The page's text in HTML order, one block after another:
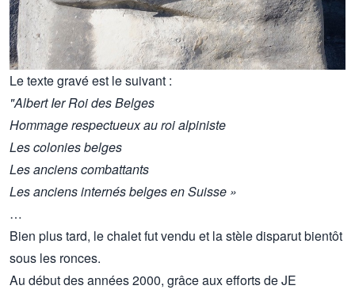
Le texte gravé est le suivant :
"Albert Ier Roi des Belges
Hommage respectueux au roi alpiniste
Les colonies belges
Les anciens combattants
Les anciens internés belges en Suisse »
…
Bien plus tard, le chalet fut vendu et la stèle disparut bientôt
sous les ronces.
Au début des années 2000, grâce aux efforts de JE